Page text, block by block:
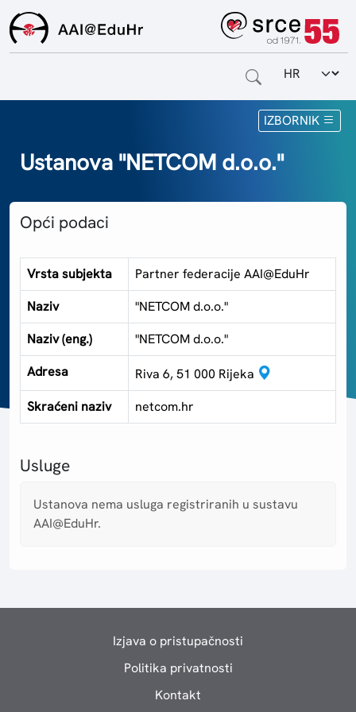
Odabir
IZBORNIK
Za krajnje korisnike
O sustavu
Kontakt
Ustanova "NETCOM d.o.o."
Opći podaci
Vrsta subjekta
Partner federacije AAI@EduHr
Naziv
"NETCOM d.o.o."
Naziv (eng.)
"NETCOM d.o.o."
Adresa
Riva 6, 51 000 Rijeka
Skraćeni naziv
netcom.hr
Usluge
Ustanova nema usluga registriranih u sustavu
AAI@EduHr.
Izjava o pristupačnosti
Politika privatnosti
Kontakt